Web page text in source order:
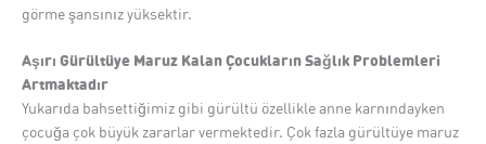
görme şansınız yüksektir.
Aşırı Gürültüye Maruz Kalan Çocukların Sağlık Problemleri
Artmaktadır
Yukarıda bahsettiğimiz gibi gürültü özellikle anne karnındayken
çocuğa çok büyük zararlar vermektedir. Çok fazla gürültüye maruz